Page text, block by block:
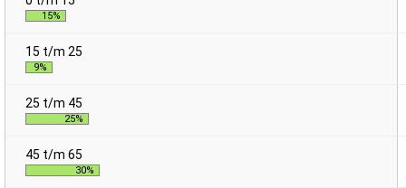
15%
9%
25%
30%